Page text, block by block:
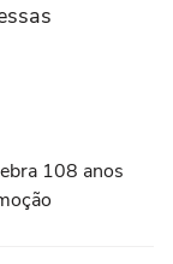
108 anos